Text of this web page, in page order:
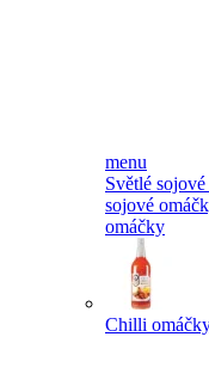
menu
Světlé
sojové
omáčky
Chilli